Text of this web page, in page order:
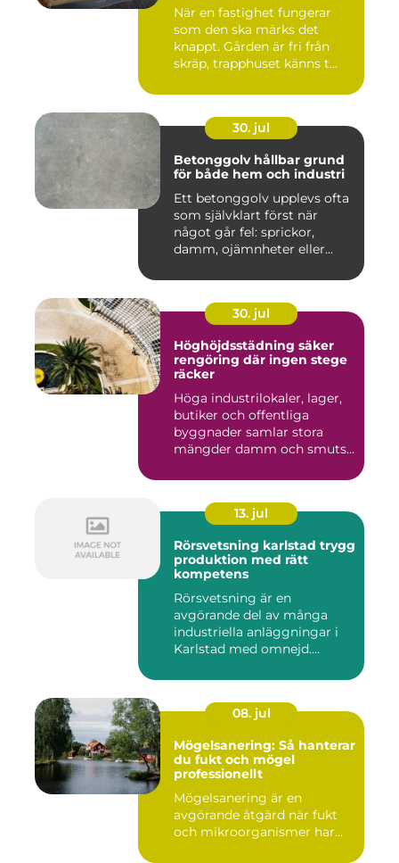
När en fastighet fungerar
som den ska märks det
knappt. Gården är fri från
skräp, trapphuset känns t...
30. jul
Betonggolv hållbar grund
för både hem och industri
Ett betonggolv upplevs ofta
som självklart först när
något går fel: sprickor,
damm, ojämnheter eller...
30. jul
Höghöjdsstädning säker
rengöring där ingen stege
räcker
Höga industrilokaler, lager,
butiker och offentliga
byggnader samlar stora
mängder damm och smuts
13. jul
Rörsvetsning karlstad trygg
produktion med rätt
kompetens
Rörsvetsning är en
avgörande del av många
industriella anläggningar i
Karlstad med omnejd.
08. jul
Mögelsanering: Så hanterar
du fukt och mögel
professionellt
Mögelsanering är en
avgörande åtgärd när fukt
och mikroorganismer har...